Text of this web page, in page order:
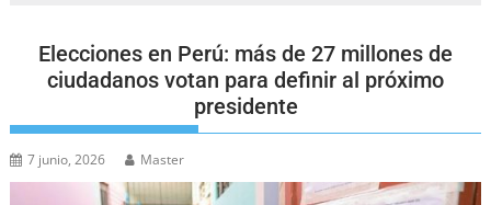
Elecciones en Perú: más de 27 millones de
ciudadanos votan para definir al próximo
presidente
7 junio, 2026 Master